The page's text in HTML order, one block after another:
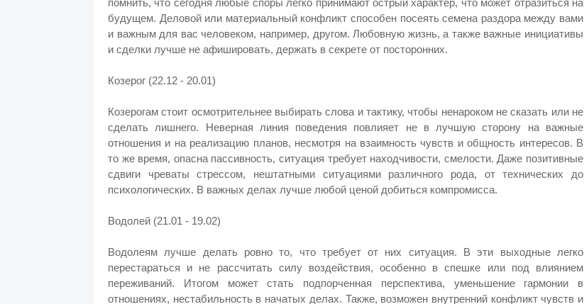
помнить, что сегодня любые споры легко принимают острый характер, что может отразиться на
будущем. Деловой или материальный конфликт способен посеять семена раздора между вами
и важным для вас человеком, например, другом. Любовную жизнь, а также важные инициативы
и сделки лучше не афишировать, держать в секрете от посторонних.
Козерог (22.12 - 20.01)
Козерогам стоит осмотрительнее выбирать слова и тактику, чтобы ненароком не сказать или не
сделать лишнего. Неверная линия поведения повлияет не в лучшую сторону на важные
отношения и на реализацию планов, несмотря на взаимность чувств и общность интересов. В
то же время, опасна пассивность, ситуация требует находчивости, смелости. Даже позитивные
сдвиги чреваты стрессом, нештатными ситуациями различного рода, от технических до
психологических. В важных делах лучше любой ценой добиться компромисса.
Водолей (21.01 - 19.02)
Водолеям лучше делать ровно то, что требует от них ситуация. В эти выходные легко
перестараться и не рассчитать силу воздействия, особенно в спешке или под влиянием
переживаний. Итогом может стать подпорченная перспектива, уменьшение гармонии в
отношениях, нестабильность в начатых делах. Также, возможен внутренний конфликт чувств и